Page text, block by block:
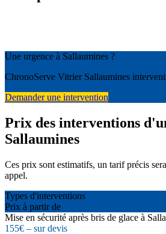
Une urgence à Sallaumines ?
ChronoServe Vitrier Sallaumines
Demander une intervention
Prix des interventions
Sallaumines
Ces prix sont estimatifs, un tarif précis
appel.
Types d'interventions
Prix à partir de
Mise en sécurité après bris de glace à
155€ – sur devis